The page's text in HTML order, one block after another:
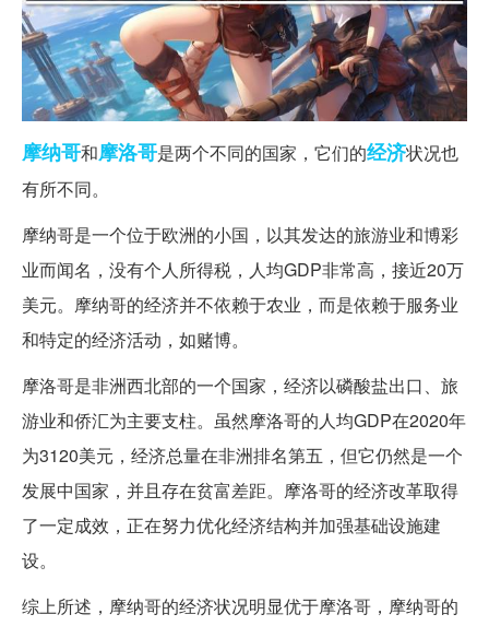
摩纳哥和摩洛哥是两个不同的国家，它们的经济状况也
有所不同。
摩纳哥是一个位于欧洲的小国，以其发达的旅游业和博彩
业而闻名，没有个人所得税，人均GDP非常高，接近20万
美元。摩纳哥的经济并不依赖于农业，而是依赖于服务业
和特定的经济活动，如赌博。
摩洛哥是非洲西北部的一个国家，经济以磷酸盐出口、旅
游业和侨汇为主要支柱。虽然摩洛哥的人均GDP在2020年
为3120美元，经济总量在非洲排名第五，但它仍然是一个
发展中国家，并且存在贫富差距。摩洛哥的经济改革取得
了一定成效，正在努力优化经济结构并加强基础设施建
设。
综上所述，摩纳哥的经济状况明显优于摩洛哥，摩纳哥的